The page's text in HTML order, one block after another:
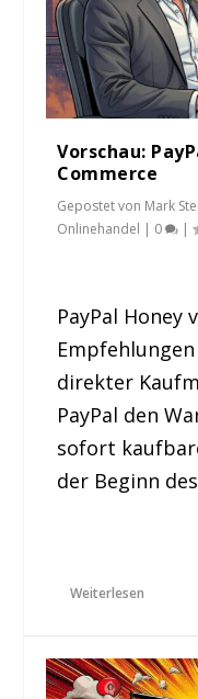
Vorschau:
Commerce
Gepostet von Mark
Onlinehandel | 0 |
PayPal Honey
direkter
PayPal den
sofort
der Beginn
Weiterlesen